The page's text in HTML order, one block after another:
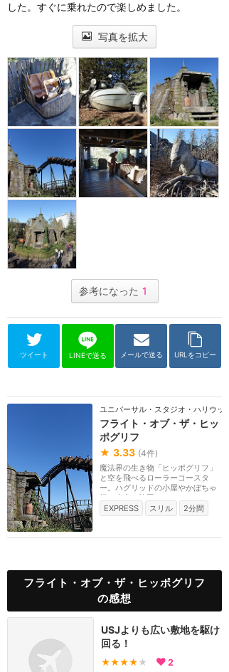
した。すぐに乗れたので楽しめました。
写真を拡大
参考になった 1
ツイート LINEで送る メールで送る URLをコピー
ユニバーサル・スタジオ・ハリウッド
フライト・オブ・ザ・ヒッ
ポグリフ
★ 3.33 (4件)
魔法界の生き物「ヒッポグリフ」
と空を飛べるローラーコースタ
ー。ハグリッドの小屋やかぼちゃ
畑の上空を旋回して...
EXPRESS
スリル 2分間
フライト・オブ・ザ・ヒッポグリフ
の感想
USJよりも広い敷地を駆け
回る！
★★★★ ★ 2